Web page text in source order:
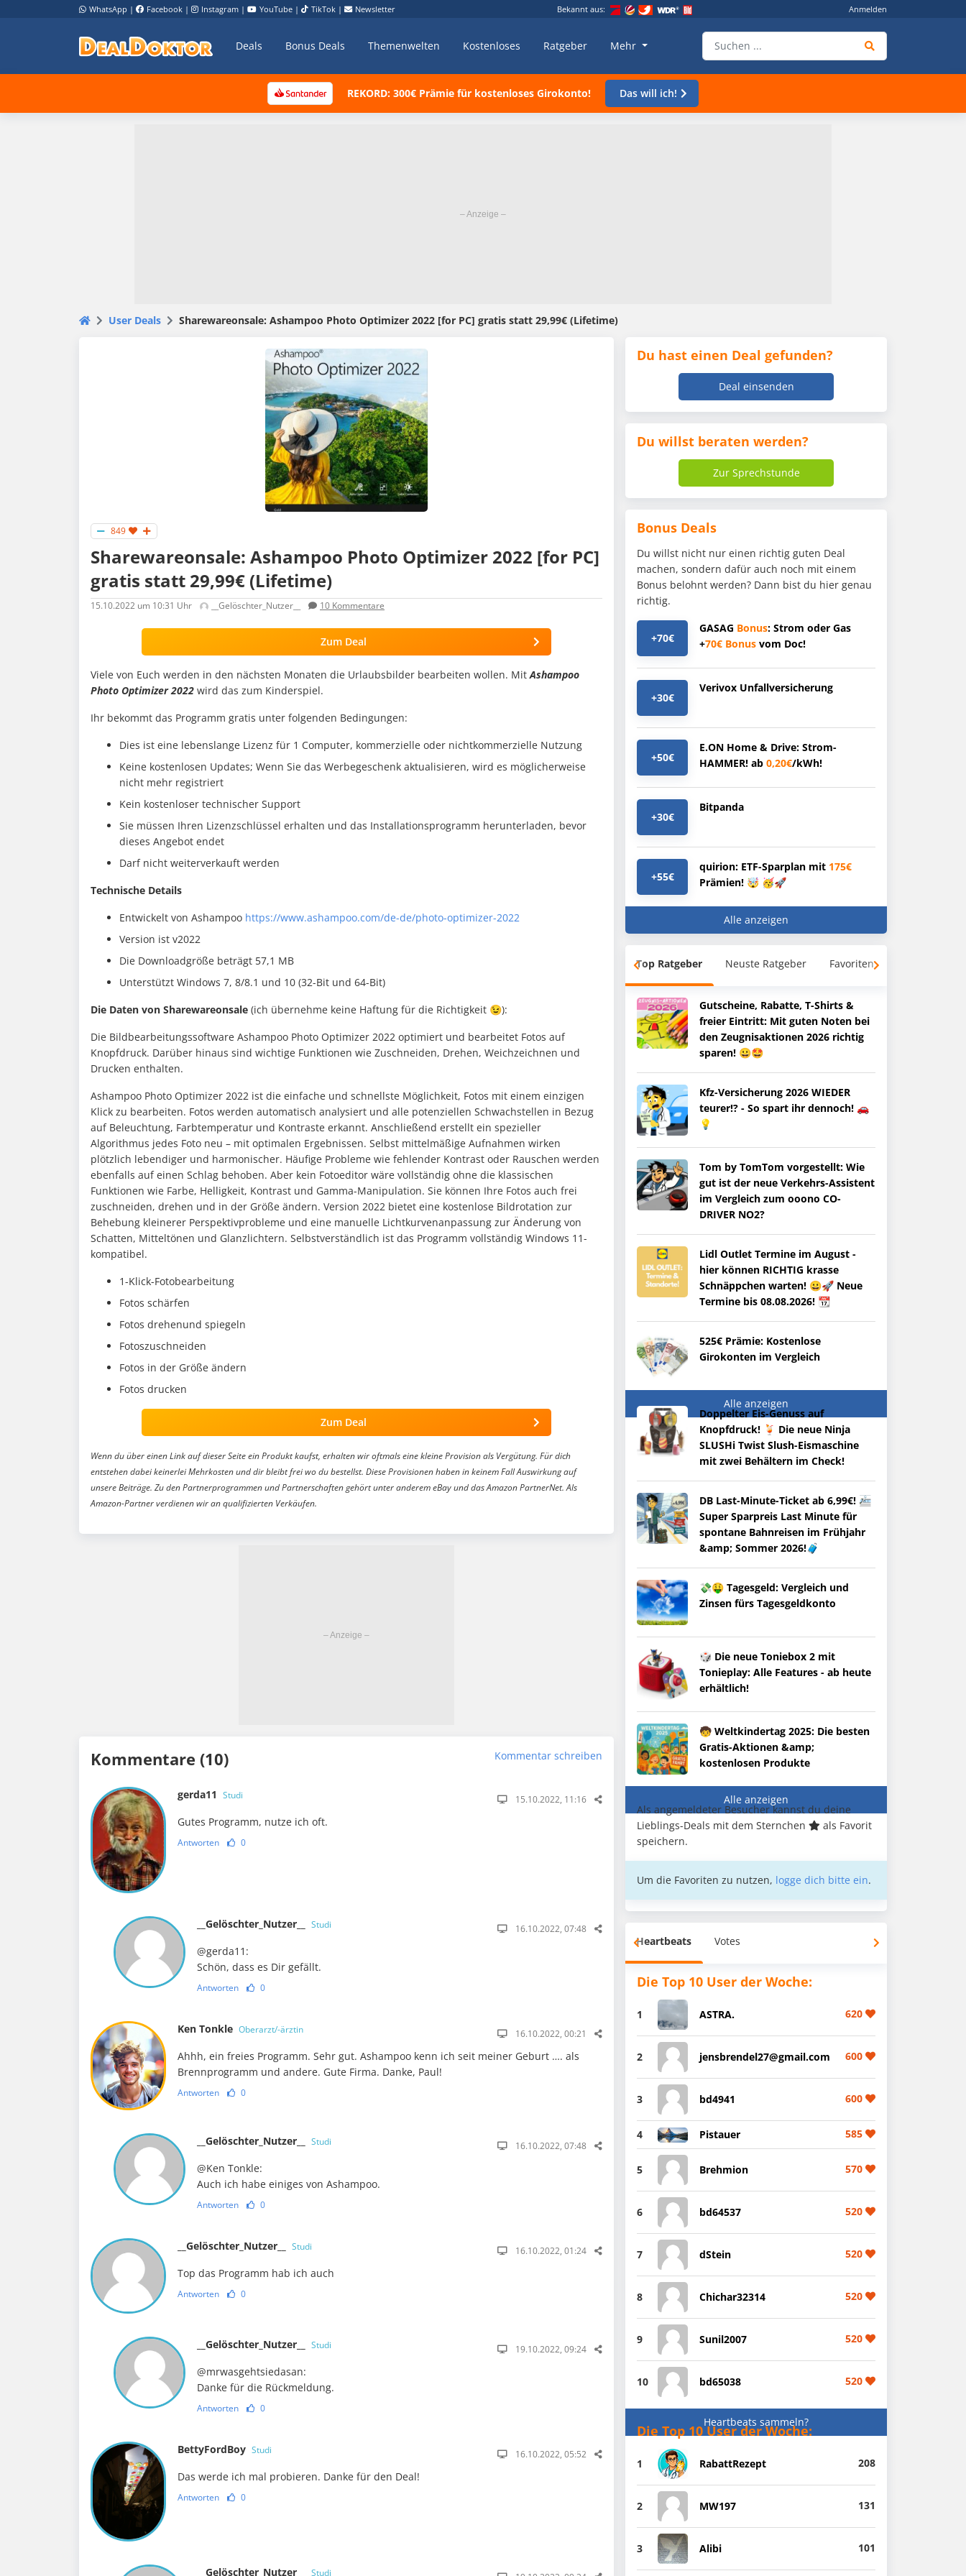
WhatsApp | Facebook | Instagram | YouTube | TikTok | Newsletter Bekannt aus: Anmelden
Deals Bonus Deals Themenwelten Kostenloses Ratgeber Mehr
REKORD: 300€ Prämie für kostenloses Girokonto! Das will ich!
User Deals Sharewareonsale: Ashampoo Photo Optimizer 2022 [for PC] gratis statt 29,99€ (Lifetime)
849
Sharewareonsale: Ashampoo Photo Optimizer 2022 [for PC]
gratis statt 29,99€ (Lifetime)
15.10.2022 um 10:31 Uhr __Gelöschter_Nutzer__ 10 Kommentare
Zum Deal
Viele von Euch werden in den nächsten Monaten die Urlaubsbilder bearbeiten wollen. MitAshampoo
Photo Optimizer 2022 wird das zum Kinderspiel.
Ihr bekommt das Programm gratis unter folgenden Bedingungen:
Dies ist eine lebenslange Lizenz für 1 Computer, kommerzielle oder nichtkommerzielle Nutzung
Keine kostenlosen Updates; Wenn Sie das Werbegeschenk aktualisieren, wird es möglicherweise
nicht mehr registriert
Kein kostenloser technischer Support
Sie müssen Ihren Lizenzschlüssel erhalten und das Installationsprogramm herunterladen, bevor
dieses Angebot endet
Darf nicht weiterverkauft werden
Technische Details
Entwickelt von Ashampoo https://www.ashampoo.com/de-de/photo-optimizer-2022
Version ist v2022
Die Downloadgröße beträgt 57,1 MB
Unterstützt Windows 7, 8/8.1 und 10 (32-Bit und 64-Bit)
Die Daten von Sharewareonsale (ich übernehme keine Haftung für die Richtigkeit 😉):
Die Bildbearbeitungssoftware Ashampoo Photo Optimizer 2022 optimiert und bearbeitet Fotos auf
Knopfdruck. Darüber hinaus sind wichtige Funktionen wie Zuschneiden, Drehen, Weichzeichnen und
Drucken enthalten.
Ashampoo Photo Optimizer 2022 ist die einfache und schnellste Möglichkeit, Fotos mit einem einzigen
Klick zu bearbeiten. Fotos werden automatisch analysiert und alle potenziellen Schwachstellen in Bezug
auf Beleuchtung, Farbtemperatur und Kontraste erkannt. Anschließend erstellt ein spezieller
Algorithmus jedes Foto neu – mit optimalen Ergebnissen. Selbst mittelmäßige Aufnahmen wirken
plötzlich lebendiger und harmonischer. Häufige Probleme wie fehlender Kontrast oder Rauschen werden
ebenfalls auf einen Schlag behoben. Aber kein Fotoeditor wäre vollständig ohne die klassischen
Funktionen wie Farbe, Helligkeit, Kontrast und Gamma-Manipulation. Sie können Ihre Fotos auch frei
zuschneiden, drehen und in der Größe ändern. Version 2022 bietet eine kostenlose Bildrotation zur
Behebung kleinerer Perspektivprobleme und eine manuelle Lichtkurvenanpassung zur Änderung von
Schatten, Mitteltönen und Glanzlichtern. Selbstverständlich ist das Programm vollständig Windows 11-
kompatibel.
1-Klick-Fotobearbeitung
Fotos schärfen
Fotos drehenund spiegeln
Fotoszuschneiden
Fotos in der Größe ändern
Fotos drucken
Zum Deal
Wenn du über einen Link auf dieser Seite ein Produkt kaufst, erhalten wir oftmals eine kleine Provision als Vergütung. Für dich
entstehen dabei keinerlei Mehrkosten und dir bleibt frei wo du bestellst. Diese Provisionen haben in keinem Fall Auswirkung auf
unsere Beiträge. Zu den Partnerprogrammen und Partnerschaften gehört unter anderem eBay und das Amazon PartnerNet. Als
Amazon-Partner verdienen wir an qualifizierten Verkäufen.
Kommentare (10) Kommentar schreiben
gerda11 Studi 15.10.2022, 11:16
Gutes Programm, nutze ich oft.
Antworten 0
__Gelöschter_Nutzer__ Studi 16.10.2022, 07:48
@gerda11:
Schön, dass es Dir gefällt.
Antworten 0
Ken Tonkle Oberarzt/-ärztin 16.10.2022, 00:21
Ahhh, ein freies Programm. Sehr gut. Ashampoo kenn ich seit meiner Geburt …. als
Brennprogramm und andere. Gute Firma. Danke, Paul!
Antworten 0
__Gelöschter_Nutzer__ Studi 16.10.2022, 07:48
@Ken Tonkle:
Auch ich habe einiges von Ashampoo.
Antworten 0
__Gelöschter_Nutzer__ Studi 16.10.2022, 01:24
Top das Programm hab ich auch
Antworten 0
__Gelöschter_Nutzer__ Studi 19.10.2022, 09:24
@mrwasgehtsiedasan:
Danke für die Rückmeldung.
Antworten 0
BettyFordBoy Studi 16.10.2022, 05:52
Das werde ich mal probieren. Danke für den Deal!
Antworten 0
__Gelöschter_Nutzer__ Studi
Du hast einen Deal gefunden?
Deal einsenden
Du willst beraten werden?
Zur Sprechstunde
Bonus Deals
Du willst nicht nur einen richtig guten Deal
machen, sondern dafür auch noch mit einem
Bonus belohnt werden? Dann bist du hier genau
richtig.
+70€
GASAG Bonus: Strom oder Gas
+70€ Bonus vom Doc!
+30€
Verivox Unfallversicherung
+50€
E.ON Home & Drive: Strom-
HAMMER! ab 0,20€/kWh!
+30€
Bitpanda
+55€
quirion: ETF-Sparplan mit 175€
Prämien! 🤯 🥳🚀
Alle anzeigen
Top Ratgeber Neuste Ratgeber Favoriten
Gutscheine, Rabatte, T-Shirts &
freier Eintritt: Mit guten Noten bei
den Zeugnisaktionen 2026 richtig
sparen! 😀🤩
Kfz-Versicherung 2026 WIEDER
teurer!? - So spart ihr dennoch! 🚗
💡
Tom by TomTom vorgestellt: Wie
gut ist der neue Verkehrs-Assistent
im Vergleich zum ooono CO-
DRIVER NO2?
Lidl Outlet Termine im August -
hier können RICHTIG krasse
Schnäppchen warten! 😀🚀 Neue
Termine bis 08.08.2026! 📆
525€ Prämie: Kostenlose
Girokonten im Vergleich
Alle anzeigen
Doppelter Eis-Genuss auf
Knopfdruck! 🍹 Die neue Ninja
SLUSHi Twist Slush-Eismaschine
mit zwei Behältern im Check!
DB Last-Minute-Ticket ab 6,99€! 🚈
Super Sparpreis Last Minute für
spontane Bahnreisen im Frühjahr
&amp; Sommer 2026!🧳
💸🤑 Tagesgeld: Vergleich und
Zinsen fürs Tagesgeldkonto
🎲 Die neue Toniebox 2 mit
Tonieplay: Alle Features - ab heute
erhältlich!
🧒 Weltkindertag 2025: Die besten
Gratis-Aktionen &amp;
kostenlosen Produkte
Alle anzeigen
Als angemeldeter Besucher kannst du deine
Lieblings-Deals mit dem Sternchen
als Favorit
speichern.
Um die Favoriten zu nutzen, logge dich bitte ein.
Heartbeats Votes
Die Top 10 User der Woche:
1 ASTRA. 620
2 jensbrendel27@gmail.com 600
3 bd4941 600
4 Pistauer 585
5 Brehmion 570
6 bd64537 520
7 dStein 520
8 Chichar32314 520
9 Sunil2007 520
10 bd65038 520
Heartbeats sammeln?
Die Top 10 User der Woche:
1 RabattRezept 208
2 MW197 131
3 Alibi 101